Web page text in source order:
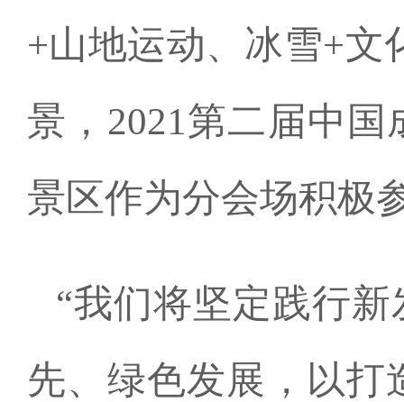
+山地运动、冰雪+文
景，2021第二届中
景区作为分会场积极
“我们将坚定践行
先、绿色发展，以打